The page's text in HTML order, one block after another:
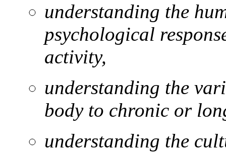
understanding the
psychological
activity,
understanding the
body to chronic or
understanding the